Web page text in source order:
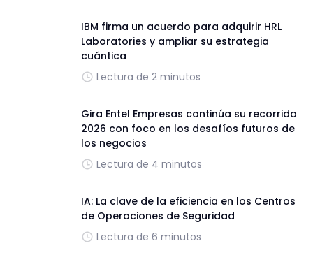
IBM firma un acuerdo para adquirir HRL
Laboratories y ampliar su estrategia
cuántica
Lectura de 2 minutos
Gira Entel Empresas continúa su recorrido
2026 con foco en los desafíos futuros de
los negocios
Lectura de 4 minutos
IA: La clave de la eficiencia en los Centros
de Operaciones de Seguridad
Lectura de 6 minutos